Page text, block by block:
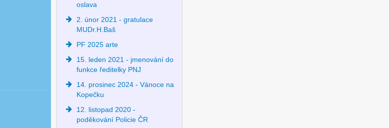
oslava
2. únor 2021 - gratulace
MUDr.H.Baš
PF 2025 arte
15. leden 2021 - jmenování do
funkce ředitelky PNJ
14. prosinec 2024 - Vánoce na
Kopečku
12. listopad 2020 -
poděkování Policie ČR